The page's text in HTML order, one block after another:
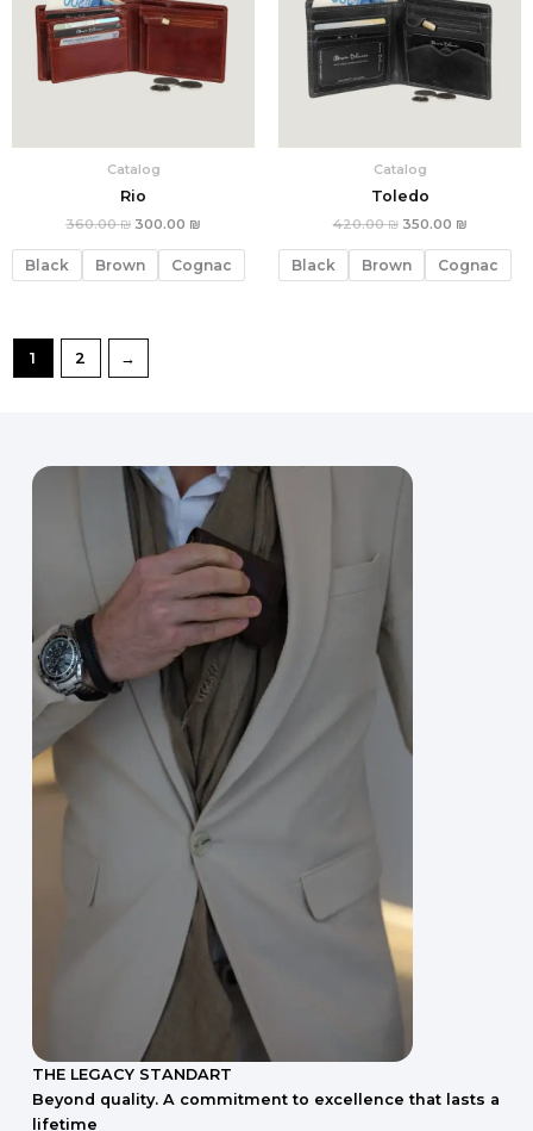
Catalog
Rio
360.00₪ 300.00 ₪
Black Brown Cognac
Catalog
Toledo
420.00₪ 350.00 ₪
Black Brown Cognac
1 2 →
THE LEGACY STANDART
Beyond quality. A commitment to excellence that lasts a
lifetime